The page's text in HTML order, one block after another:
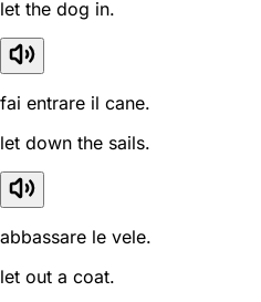
let the dog in.
fai entrare il cane.
let down the sails.
abbassare le vele.
let out a coat.